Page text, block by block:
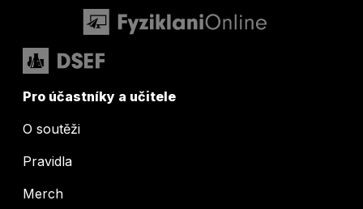
Pro účastníky a učitele
O soutěži
Pravidla
Merch